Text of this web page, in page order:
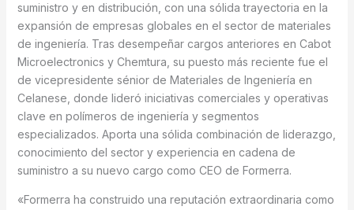
suministro y en distribución, con una sólida trayectoria en la
expansión de empresas globales en el sector de materiales
de ingeniería. Tras desempeñar cargos anteriores en Cabot
Microelectronics y Chemtura, su puesto más reciente fue el
de vicepresidente sénior de Materiales de Ingeniería en
Celanese, donde lideró iniciativas comerciales y operativas
clave en polímeros de ingeniería y segmentos
especializados. Aporta una sólida combinación de liderazgo,
conocimiento del sector y experiencia en cadena de
suministro a su nuevo cargo como CEO de Formerra.
«Formerra ha construido una reputación extraordinaria como